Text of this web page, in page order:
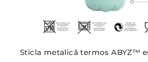
Sticla metalică termos ABYZ™